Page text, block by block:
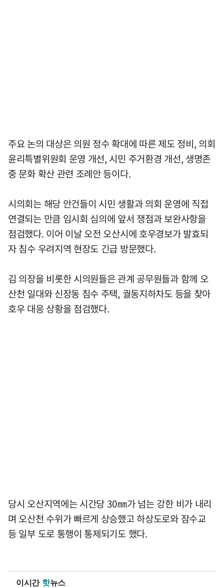
주요 논의 대상은 의원 정수 확대에 따른 제도 정비, 의회
윤리특별위원회 운영 개선, 시민 주거환경 개선, 생명존
중 문화 확산 관련 조례안 등이다.
시의회는 해당 안건들이 시민 생활과 의회 운영에 직접
연결되는 만큼 임시회 심의에 앞서 쟁점과 보완사항을
점검했다. 이어 이날 오전 오산시에 호우경보가 발효되
자 침수 우려지역 현장도 긴급 방문했다.
김 의장을 비롯한 시의원들은 관계 공무원들과 함께 오
산천 일대와 신장동 침수 주택, 궐동지하차도 등을 찾아
호우 대응 상황을 점검했다.
당시 오산지역에는 시간당 30㎜가 넘는 강한 비가 내리
며 오산천 수위가 빠르게 상승했고 하상도로와 잠수교
등 일부 도로 통행이 통제되기도 했다.
이시간 핫뉴스